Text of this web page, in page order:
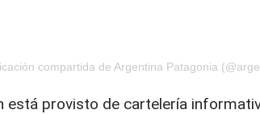
compartida de Argentina Patagonia
está provisto de cartelería